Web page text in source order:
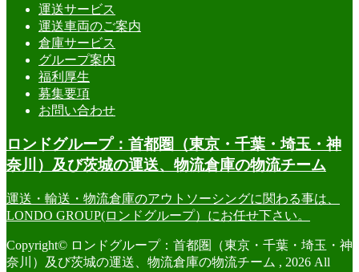
運送サービス
運送車両のご案内
倉庫サービス
グループ案内
福利厚生
募集要項
お問い合わせ
ロンドグループ：首都圏（東京・千葉・埼玉・神
奈川）及び茨城の運送、物流倉庫の物流チーム
運送・輸送・物流倉庫のアウトソーシングに関わる事は、
LONDO GROUP(ロンドグループ）にお任せ下さい。
Copyright© ロンドグループ：首都圏（東京・千葉・埼玉・神
奈川）及び茨城の運送、物流倉庫の物流チーム , 2026 All